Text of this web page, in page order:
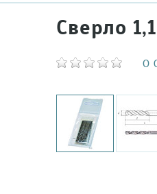
Сверло
0